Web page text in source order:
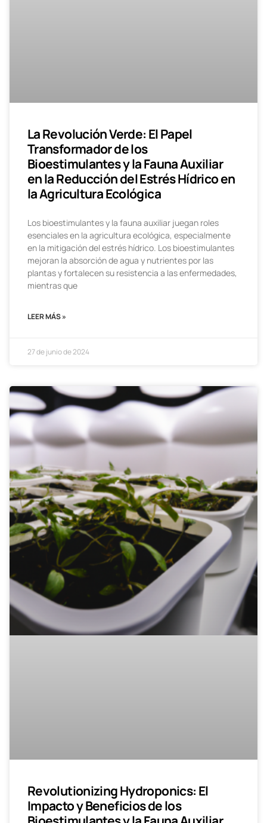
La Revolución Verde: El Papel
Transformador de los
Bioestimulantes y la Fauna Auxiliar
en la Reducción del Estrés Hídrico en
la Agricultura Ecológica
Los bioestimulantes y la fauna auxiliar juegan roles
esenciales en la agricultura ecológica, especialmente
en la mitigación del estrés hídrico. Los bioestimulantes
mejoran la absorción de agua y nutrientes por las
plantas y fortalecen su resistencia a las enfermedades,
mientras que
LEER MÁS »
27 de junio de 2024
Revolutionizing Hydroponics: El
Impacto y Beneficios de los